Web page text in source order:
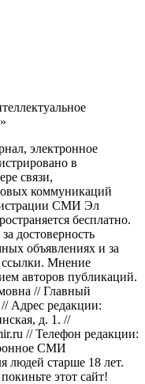
электронное
в
связи,
коммуникаций
СМИ Эл
бесплатно.
достоверность
объявлениях и за
ссылки. Мнение
авторов публикаций.
// Главный
Адрес редакции:
д. 1. //
// Телефон редакции:
СМИ
людей старше 18 лет.
этот сайт!